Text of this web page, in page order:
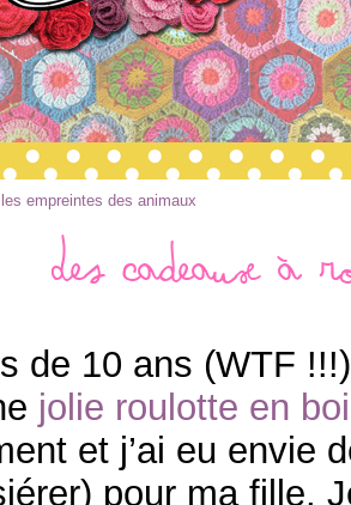
empreintes des animaux
Des cadeaux à
de 10 ans (WTF
jolie roulotte en
et j’ai eu envie
pour ma fille.